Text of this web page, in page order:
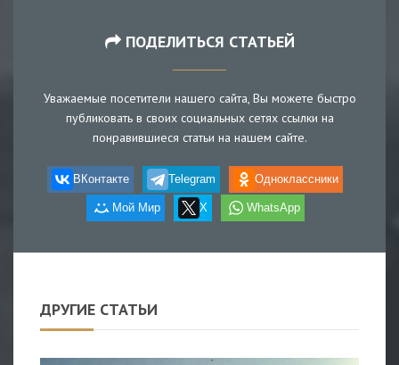
ПОДЕЛИТЬСЯ СТАТЬЕЙ
Уважаемые посетители нашего сайта, Вы можете быстро
публиковать в своих социальных сетях ссылки на
понравившиеся статьи на нашем сайте.
ВКонтакте Telegram Одноклассники
Мой Мир X WhatsApp
ДРУГИЕ СТАТЬИ